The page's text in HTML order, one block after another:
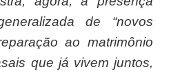
de “novos
ao matrimônio
que já vivem juntos,